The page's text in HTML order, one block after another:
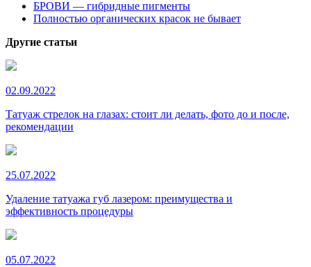
БРОВИ — гибридные пигменты
Полностью органических красок не бывает
Другие статьи
02.09.2022
Татуаж стрелок на глазах: стоит ли делать, фото до и после,
рекомендации
25.07.2022
Удаление татуажа губ лазером: преимущества и
эффективность процедуры
05.07.2022